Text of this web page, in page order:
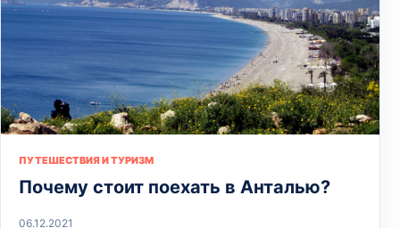
ПУТЕШЕСТВИЯ И ТУРИЗМ
Почему стоит поехать в Анталью?
06.12.2021